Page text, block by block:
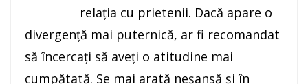
relaţia cu prietenii. Dacă apare o
divergenţă mai puternică, ar fi recomandat
să încercaţi să aveţi o atitudine mai
cumpătată. Se mai arată neşansă şi în